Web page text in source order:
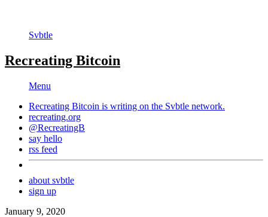
Svbtle
Recreating Bitcoin
Menu
Recreating Bitcoin is writing on the Svbtle network.
recreating.org
@RecreatingB
say hello
rss feed
about svbtle
sign up
January 9, 2020